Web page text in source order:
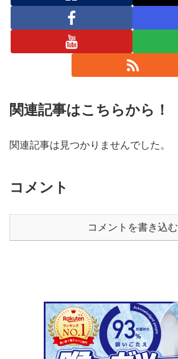
関連記事はこちらから！
関連記事は見つかりませんでした。
コメント
コメントを書き込む